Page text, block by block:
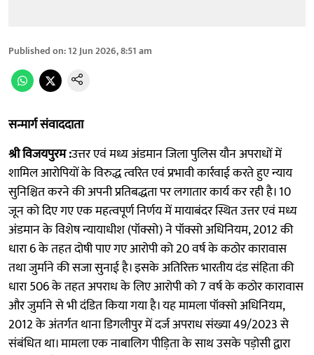
Published on:12 Jun 2026, 8:51 am
सन्मार्ग संवाददाता
श्री विजयपुरम :उत्तर एवं मध्य अंडमान जिला पुलिस यौन अपराधों में
शामिल आरोपियों के विरुद्ध त्वरित एवं प्रभावी कार्रवाई करते हुए न्याय
सुनिश्चित करने की अपनी प्रतिबद्धता पर लगातार कार्य कर रही है। 10
जून को दिए गए एक महत्वपूर्ण निर्णय में मायाबंदर स्थित उत्तर एवं मध्य
अंडमान के विशेष न्यायाधीश (पॉक्सो) ने पॉक्सो अधिनियम, 2012 की
धारा 6 के तहत दोषी पाए गए आरोपी को 20 वर्ष के कठोर कारावास
तथा जुर्माने की सजा सुनाई है। इसके अतिरिक्त भारतीय दंड संहिता की
धारा 506 के तहत अपराध के लिए आरोपी को 7 वर्ष के कठोर कारावास
और जुर्माने से भी दंडित किया गया है। यह मामला पॉक्सो अधिनियम,
2012 के अंतर्गत थाना डिगलीपुर में दर्ज अपराध संख्या 49/2023 से
संबंधित था। मामला एक नाबालिग पीड़िता के साथ उसके पड़ोसी द्वारा